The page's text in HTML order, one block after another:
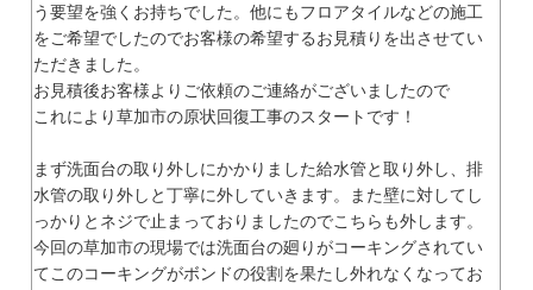
う要望を強くお持ちでした。他にもフロアタイルなどの施工
をご希望でしたのでお客様の希望するお見積りを出させてい
ただきました。
お見積後お客様よりご依頼のご連絡がございましたので
これにより草加市の原状回復工事のスタートです！
まず洗面台の取り外しにかかりました給水管と取り外し、排
水管の取り外しと丁寧に外していきます。また壁に対してし
っかりとネジで止まっておりましたのでこちらも外します。
今回の草加市の現場では洗面台の廻りがコーキングされてい
てこのコーキングがボンドの役割を果たし外れなくなってお